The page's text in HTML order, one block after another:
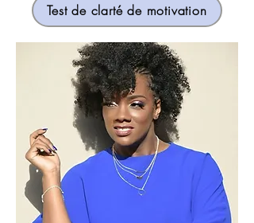
Test de clarté de motivation